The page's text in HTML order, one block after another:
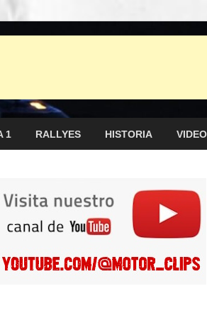
1 RALLYES HISTORIA